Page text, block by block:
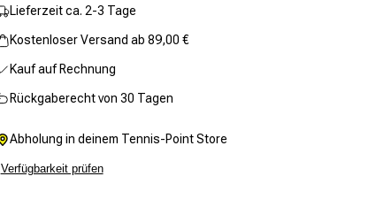
Lieferzeit ca. 2-3 Tage
Kostenloser Versand ab 89,00 €
Kauf auf Rechnung
Rückgaberecht von 30 Tagen
Abholung in deinem Tennis-Point Store
Verfügbarkeit prüfen